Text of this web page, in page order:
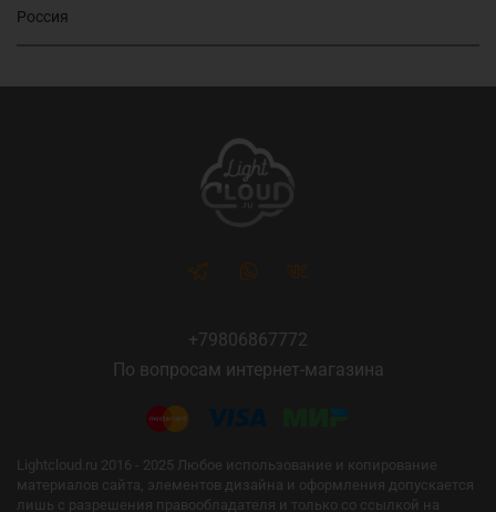
Россия
+79806867772
По вопросам интернет-магазина
Lightcloud.ru 2016 - 2025 Любое использование и копирование
материалов сайта, элементов дизайна и оформления допускается
лишь с разрешения правообладателя и только со ссылкой на